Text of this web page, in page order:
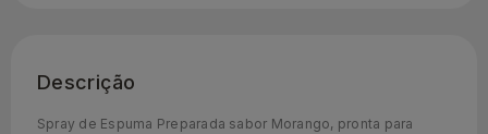
Descrição
Spray de Espuma Preparada sabor Morango, pronta para